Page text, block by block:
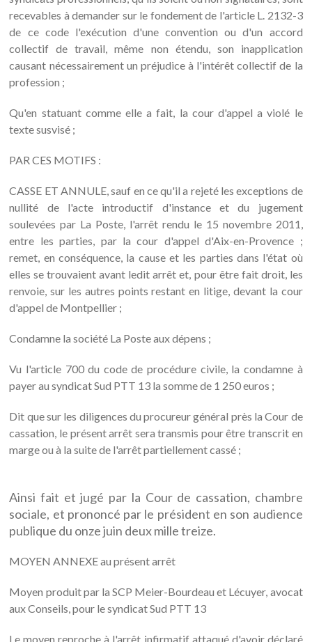
recevables à demander sur le fondement de l'article L. 2132-3
de ce code l'exécution d'une convention ou d'un accord
collectif de travail, même non étendu, son inapplication
causant nécessairement un préjudice à l'intérêt collectif de la
profession ;
Qu'en statuant comme elle a fait, la cour d'appel a violé le
texte susvisé ;
PAR CES MOTIFS :
CASSE ET ANNULE, sauf en ce qu'il a rejeté les exceptions de
nullité de l'acte introductif d'instance et du jugement
soulevées par La Poste, l'arrêt rendu le 15 novembre 2011,
entre les parties, par la cour d'appel d'Aix-en-Provence ;
remet, en conséquence, la cause et les parties dans l'état où
elles se trouvaient avant ledit arrêt et, pour être fait droit, les
renvoie, sur les autres points restant en litige, devant la cour
d'appel de Montpellier ;
Condamne la société La Poste aux dépens ;
Vu l'article 700 du code de procédure civile, la condamne à
payer au syndicat Sud PTT 13 la somme de 1 250 euros ;
Dit que sur les diligences du procureur général près la Cour de
cassation, le présent arrêt sera transmis pour être transcrit en
marge ou à la suite de l'arrêt partiellement cassé ;
Ainsi fait et jugé par la Cour de cassation, chambre
sociale, et prononcé par le président en son audience
publique du onze juin deux mille treize.
MOYEN ANNEXE au présent arrêt
Moyen produit par la SCP Meier-Bourdeau et Lécuyer, avocat
aux Conseils, pour le syndicat Sud PTT 13
Le moyen reproche à l'arrêt infirmatif attaqué d'avoir déclaré